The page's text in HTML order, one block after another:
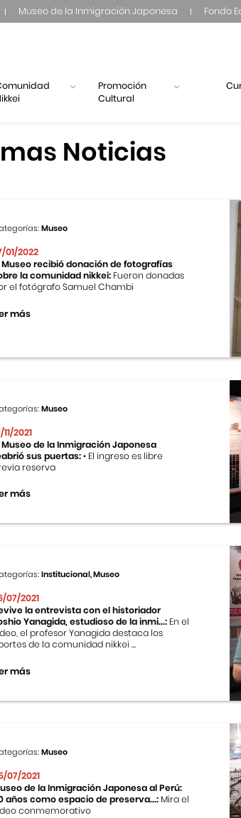
Museo de la Inmigración Japonesa Fondo
Promoción
Cultural
Noticias
Museo
01/2022
Museo recibió donación de fotografías
la comunidad nikkei: Fueron donadas
el fotógrafo Samuel Chambi
más
Museo
11/2021
Museo de la Inmigración Japonesa
sus puertas:• El ingreso es libre
reserva
más
Institucional, Museo
07/2021
la entrevista con el historiador
Yanagida, estudioso de la inmi...: En el
el profesor Yanagida destaca los
de la comunidad nikkei ...
más
Museo
07/2021
de la Inmigración Japonesa al Perú:
años como espacio de preserva...: Mira el
conmemorativo